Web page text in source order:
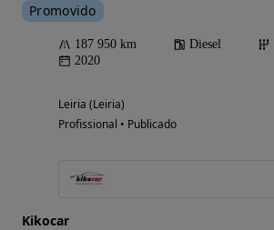
Promovido
187 950 km Diesel
2020
Leiria (Leiria)
Profissional • Publicado
Kikocar